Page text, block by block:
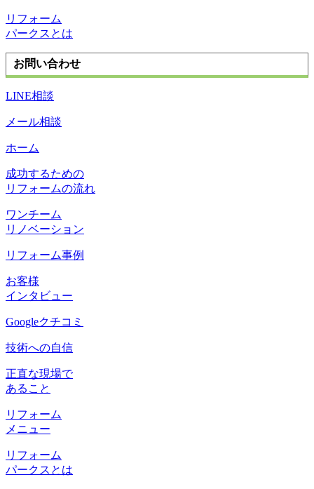
リフォーム
パークスとは
お問い合わせ
LINE相談
メール相談
ホーム
成功するための
リフォームの流れ
ワンチーム
リノベーション
リフォーム事例
お客様
インタビュー
Googleクチコミ
技術への自信
正直な現場で
あること
リフォーム
メニュー
リフォーム
パークスとは